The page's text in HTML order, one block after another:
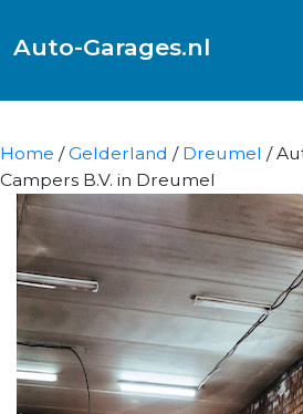
Auto-Garages.nl
Home /Gelderland / Dreumel /
Campers B.V. in Dreumel